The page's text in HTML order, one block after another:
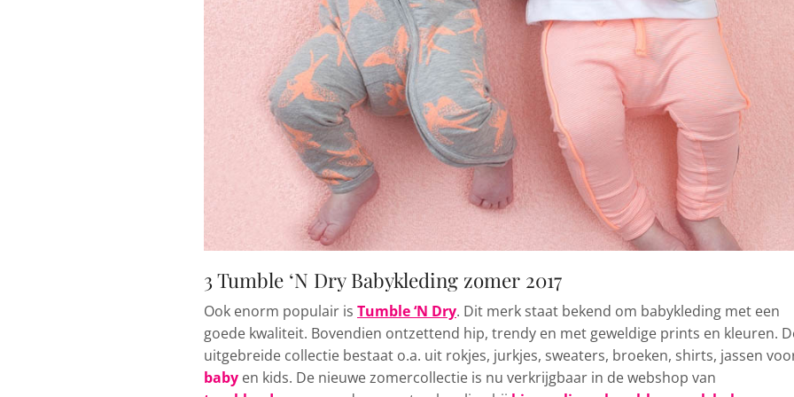
3 Tumble ‘N Dry Babykleding zomer 2017
Ook enorm populair is Tumble ‘N Dry. Dit merk staat bekend om babykleding met een
goede kwaliteit. Bovendien ontzettend hip, trendy en met geweldige prints en kleuren.
uitgebreide collectie bestaat o.a. uit rokjes, jurkjes, sweaters, broeken, shirts, jassen
baby en kids. De nieuwe zomercollectie is nu verkrijgbaar in de webshop van